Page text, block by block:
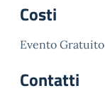
Costi
Evento Gratuito
Contatti